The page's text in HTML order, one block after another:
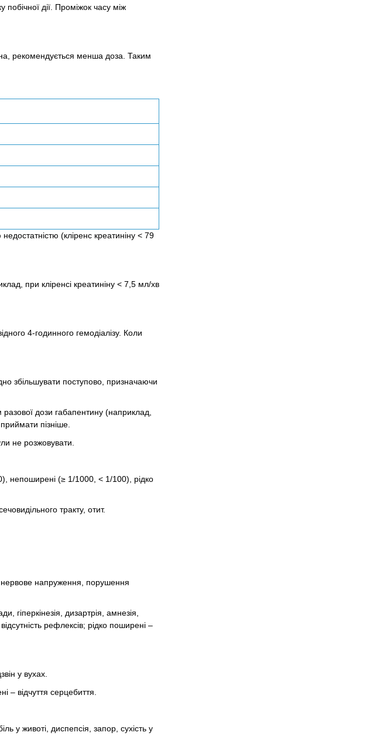
дії. Проміжок часу між
рекомендується менша доза. Таким
(кліренс креатиніну < 79
при кліренсі креатиніну < 7,5 мл/хв
4-годинного гемодіалізу. Коли
збільшувати поступово, призначаючи
дози габапентину (наприклад,
пізніше.
не розжовувати.
непоширені (≥ 1/1000, < 1/100), рідко
тракту, отит.
нервове напруження, порушення
гіперкінезія, дизартрія, амнезія,
рефлексів; рідко поширені –
у вухах.
– відчуття серцебиття.
у животі, диспепсія, запор, сухість у